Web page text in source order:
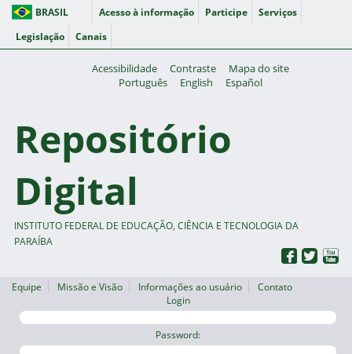
BRASIL Acesso à informação Participe
Serviços
Legislação
Canais
Acessibilidade Contraste
Mapa do site
Português
English Español
Repositório
Digital
INSTITUTO FEDERAL DE EDUCAÇÃO, CIÊNCIA E TECNOLOGIA DA
PARAÍBA
Equipe Missão e Visão Informações ao usuário
Contato
Login
Password: